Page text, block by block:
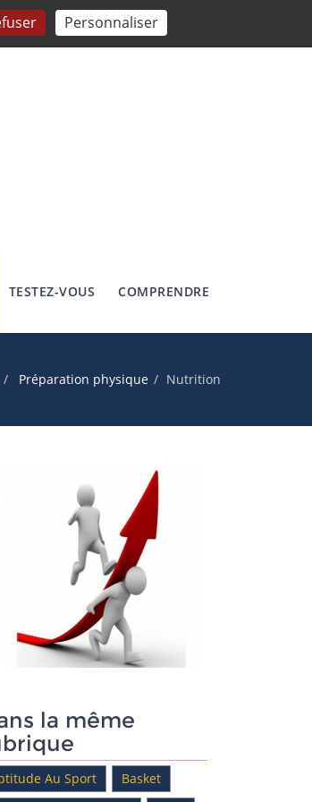
TESTEZ-VOUS COMPRENDRE
Préparation physique Nutrition
la même
Au Sport Basket
Personnaliser